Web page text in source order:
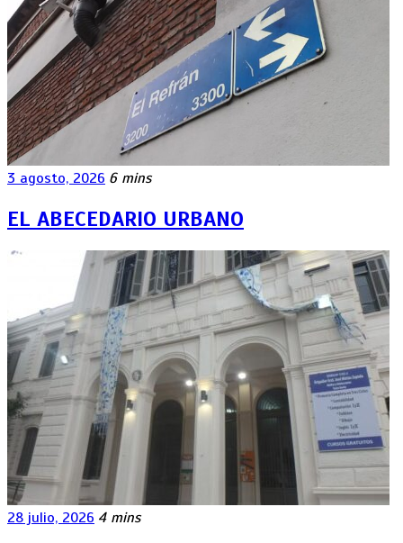
3 agosto, 2026 6 mins
EL ABECEDARIO URBANO
28 julio, 2026 4 mins